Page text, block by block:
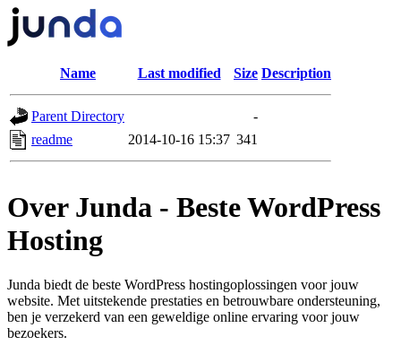
Name Last modified Size Description
Parent Directory
-
readme
2014-10-16 15:37 341
Over Junda - Beste WordPress
Hosting
Junda biedt de beste WordPress hostingoplossingen voor jouw
website. Met uitstekende prestaties en betrouwbare ondersteuning,
ben je verzekerd van een geweldige online ervaring voor jouw
bezoekers.